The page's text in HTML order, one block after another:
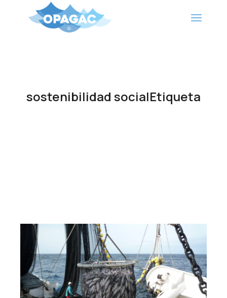
contenido
sostenibilidad socialEtiqueta